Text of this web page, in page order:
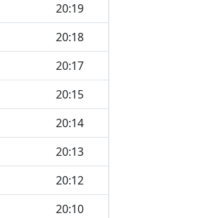
20:19
20:18
20:17
20:15
20:14
20:13
20:12
20:10